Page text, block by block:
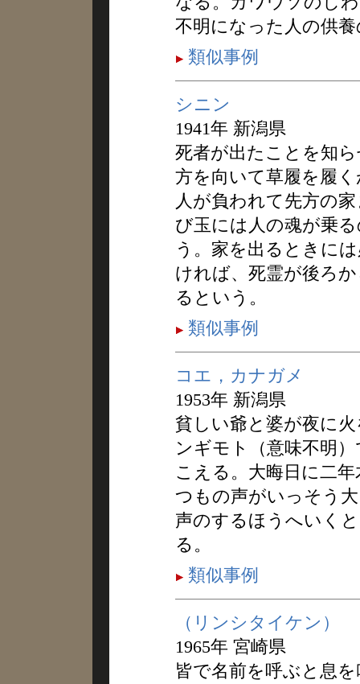
不明になった人の供
類似事例
シニン
1941年 新潟県
死者が出たことを知
方を向いて草履を履
人が負われて先方の
び玉には人の魂が乗
う。家を出るときに
ければ、死霊が後ろ
るという。
類似事例
コエ，カナガメ
1953年 新潟県
貧しい爺と婆が夜に
ンギモト（意味不明
こえる。大晦日に二
つもの声がいっそう
声のするほうへいく
る。
類似事例
（リンシタイケン）
1965年 宮崎県
皆で名前を呼ぶと息